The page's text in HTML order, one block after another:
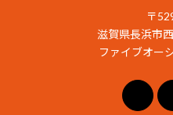
〒
滋賀県長浜市
ファイブオー